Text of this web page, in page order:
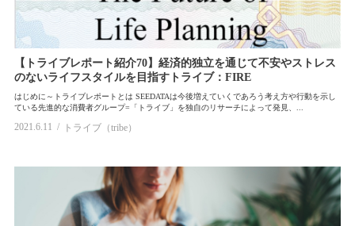
【トライブレポート紹介70】経済的独立を通じて不安やストレス
のないライフスタイルを目指すトライブ：FIRE
はじめに～トライブレポートとは SEEDATAは今後増えていくであろう考え方や行動を示し
ている先進的な消費者グループ=「トライブ」を独自のリサーチによって発見、...
2021.6.11 トライブ（tribe）